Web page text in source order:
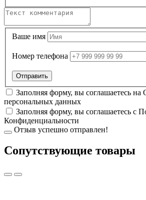
Ваше имя
Номер телефона
Заполняя форму, вы соглашаетесь на
персональных данных
Заполняя форму, вы соглашаетесь с
Конфиденциальности
Отзыв успешно отправлен!
Cопутствующие товары